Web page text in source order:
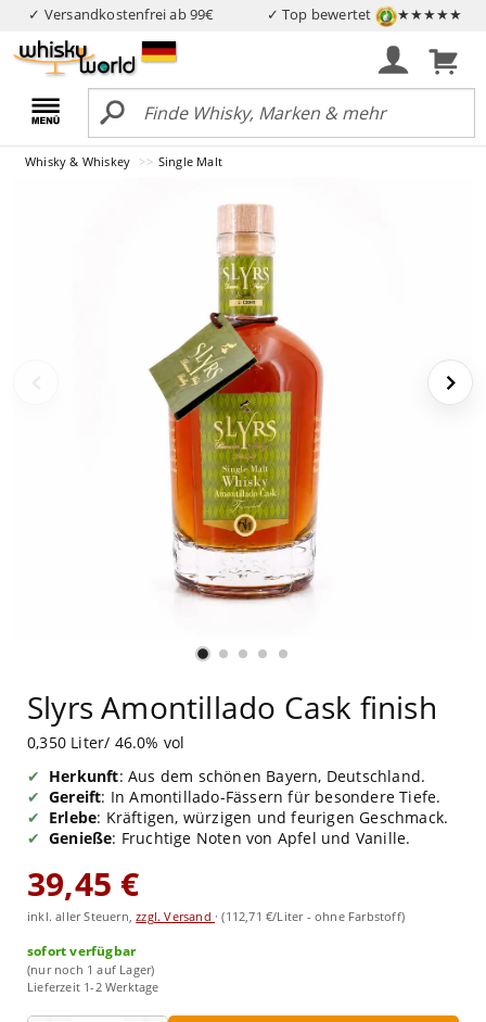
✓ Versandkostenfrei ab 99€ ✓ Top bewertet ★★★★★
Whisky & Whiskey Single Malt
Slyrs Amontillado Cask finish
0,350 Liter/ 46.0% vol
Herkunft: Aus dem schönen Bayern, Deutschland.
Gereift: In Amontillado-Fässern für besondere Tiefe.
Erlebe: Kräftigen, würzigen und feurigen Geschmack.
Genieße: Fruchtige Noten von Apfel und Vanille.
39,45 €
inkl. aller Steuern,zzgl. Versand ·(112,71 €/Liter - ohne Farbstoff)
sofort verfügbar
(nur noch 1 auf Lager)
Lieferzeit 1-2 Werktage